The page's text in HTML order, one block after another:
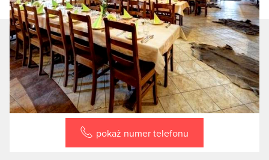
pokaż numer telefonu